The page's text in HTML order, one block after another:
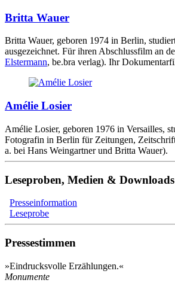
Britta Wauer
Britta Wauer, geboren 1974 in Berlin,
ausgezeichnet. Für ihren Abschlussfilm an
Elstermann, be.bra verlag). Ihr
Amélie Losier
Amélie Losier, geboren 1976 in Versailles,
Fotografin in Berlin für Zeitungen,
a. bei Hans Weingartner und Britta Wauer).
Leseproben, Medien & Downloads
Presseinformation
Leseprobe
Pressestimmen
»Eindrucksvolle Erzählungen.«
Monumente